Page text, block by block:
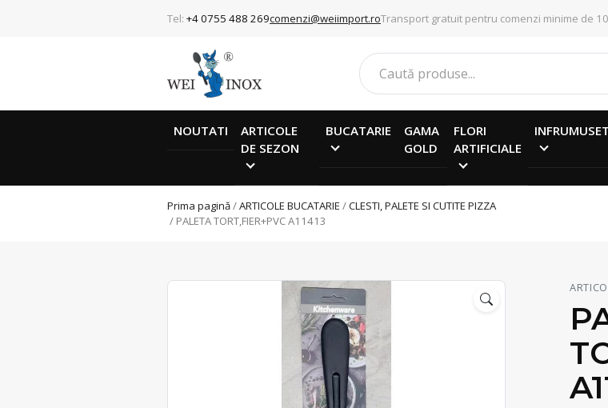
Tel: +4 0755 488 269comenzi@weiimport.roTransport gratuit pentru comenzi minime de
NOUTATI
ARTICOLE
DE SEZON
BUCATARIE
GAMA
GOLD
FLORI
ARTIFICIALE
Prima pagină/ARTICOLE BUCATARIE /CLESTI, PALETE SI CUTITE PIZZA
/ PALETA TORT,FIER+PVC A11413